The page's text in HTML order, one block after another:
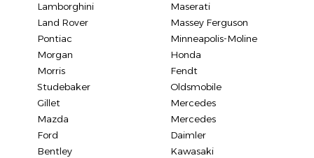
Lamborghini
Maserati
Land Rover
Massey Ferguson
Pontiac
Minneapolis-Moline
Morgan
Honda
Morris
Fendt
Studebaker
Oldsmobile
Gillet
Mercedes
Mazda
Mercedes
Ford
Daimler
Bentley
Kawasaki